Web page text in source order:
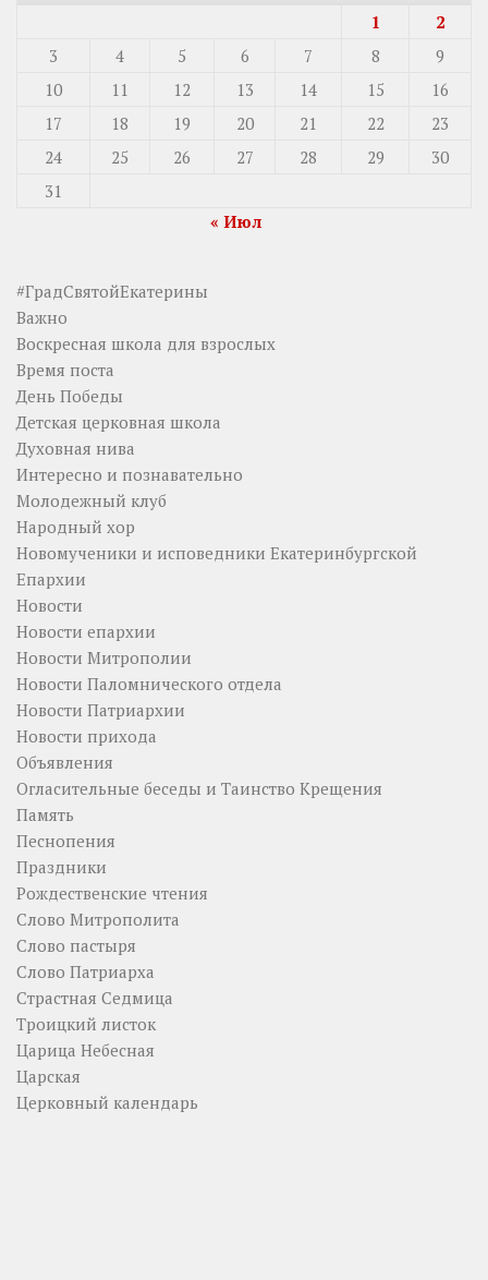
1
2
3
4 5 6 7 8
9
10
11 12 13 14 15
16
17
18 19 20 21 22
23
24
25 26 27 28 29
30
31
« Июл
#ГрадСвятойЕкатерины
Важно
Воскресная школа для взрослых
Время поста
День Победы
Детская церковная школа
Духовная нива
Интересно и познавательно
Молодежный клуб
Народный хор
Новомученики и исповедники Екатеринбургской
Епархии
Новости
Новости епархии
Новости Митрополии
Новости Паломнического отдела
Новости Патриархии
Новости прихода
Объявления
Огласительные беседы и Таинство Крещения
Память
Песнопения
Праздники
Рождественские чтения
Слово Митрополита
Слово пастыря
Слово Патриарха
Страстная Седмица
Троицкий листок
Царица Небесная
Царская
Церковный календарь